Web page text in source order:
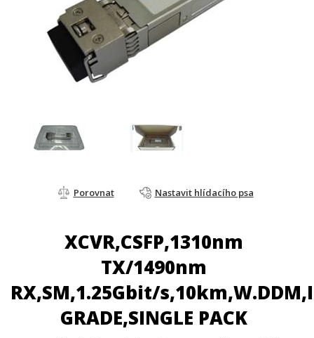
Porovnat Nastavit hlídacího psa
XCVR,CSFP,1310nm
TX/1490nm
RX,SM,1.25Gbit/
GRADE,SINGLE PACK